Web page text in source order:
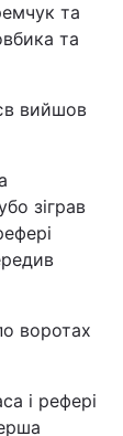
та
та
вийшов
зіграв
воротах
і рефері